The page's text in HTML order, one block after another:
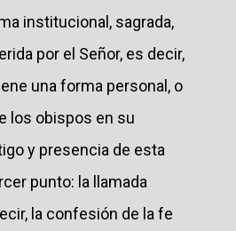
institucional, sagrada,
por el Señor, es decir,
una forma personal, o
los obispos en su
y presencia de esta
punto: la llamada
la confesión de la fe